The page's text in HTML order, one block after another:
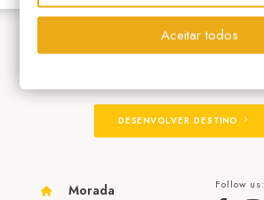
DESENVOLVER DESTINO
Morada Follow us:
Aceitar todos